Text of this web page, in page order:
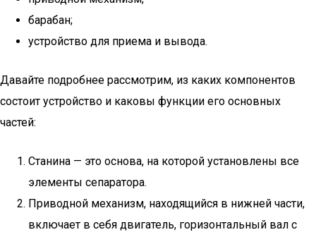
барабан;
устройство для приема и вывода.
Давайте подробнее рассмотрим, из каких компонентов
состоит устройство и каковы функции его основных
частей:
Станина — это основа, на которой установлены все
элементы сепаратора.
Приводной механизм, находящийся в нижней части,
включает в себя двигатель, горизонтальный вал с